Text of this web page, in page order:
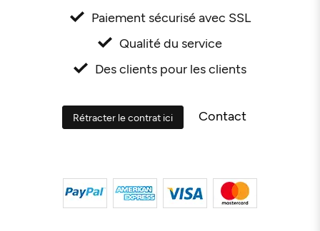
Paiement sécurisé avec SSL
Qualité du service
Des clients pour les clients
Rétracter le contrat ici Contact